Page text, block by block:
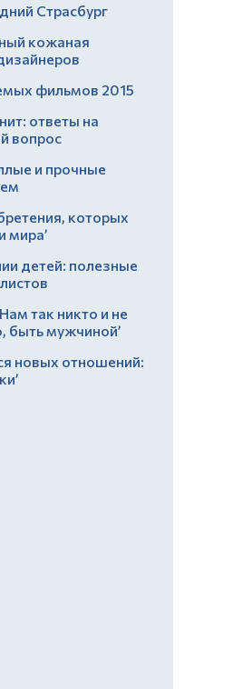
Страсбург
кожаная
фильмов 2015
ответы на
вопрос
и прочные
которых
мира’
детей: полезные
так никто и не
быть мужчиной’
новых отношений: